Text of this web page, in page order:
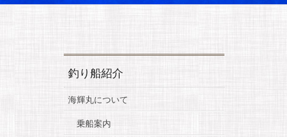
釣り船紹介
海輝丸について
乗船案内